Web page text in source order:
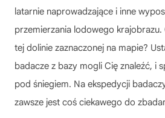
latarnie naprowadzające i inne
przemierzania lodowego krajobrazu.
tej dolinie zaznaczonej na mapie?
badacze z bazy mogli Cię znaleźć, i
pod śniegiem. Na ekspedycji
zawsze jest coś ciekawego do